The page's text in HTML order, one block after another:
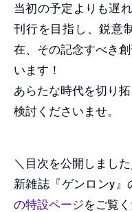
当初の予定よりも遅
刊行を目指し、鋭意
在、その記念すべき
います！
あらたな時代を切り
検討くださいませ。
＼目次を公開しました
新雑誌『ゲンロンy』
の特設ページをご覧く